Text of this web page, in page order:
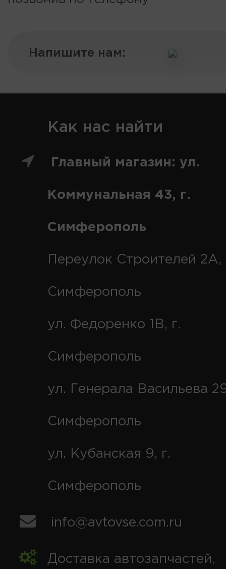
Напишите нам:
Как нас найти
Главный магазин: ул.
Коммунальная 43, г.
Симферополь
Переулок Строителей 2А,
Симферополь
ул. Федоренко 1В, г.
Симферополь
ул. Генерала Васильева
Симферополь
ул. Кубанская 9, г.
Симферополь
info@avtovse.com.ru
Доставка автозапчастей,